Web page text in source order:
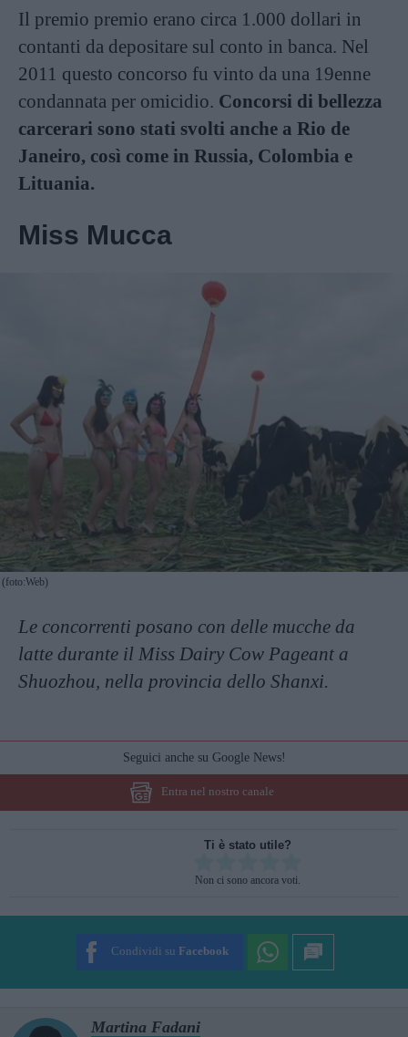
Il premio premio erano circa 1.000 dollari in
contanti da depositare sul conto in banca. Nel
2011 questo concorso fu vinto da una 19enne
condannata per omicidio. Concorsi di bellezza
carcerari sono stati svolti anche a Rio de
Janeiro, così come in Russia, Colombia e
Lituania.
Miss Mucca
(foto:Web)
Le concorrenti posano con delle mucche da
latte durante il Miss Dairy Cow Pageant a
Shuozhou, nella provincia dello Shanxi.
Seguici anche su Google News!
Entra nel nostro canale
Ti è stato utile?
Non ci sono ancora voti.
Condividi su Facebook
Martina Fadani